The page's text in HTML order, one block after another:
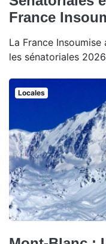
France
La France
les sénatoriales
Locales